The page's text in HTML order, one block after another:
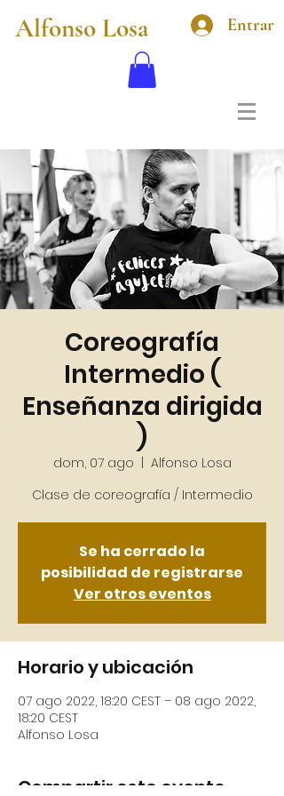
Alfonso Losa Entrar
Coreografía
Intermedio (
Enseñanza dirigida
)
dom, 07 ago
  |
Alfonso Losa
Se ha cerrado la
posibilidad de registrarse
Ver otros eventos
Horario y ubicación
07 ago 2022, 18:20 CEST – 08 ago 2022,
18:20 CEST
Alfonso Losa
Compartir este evento